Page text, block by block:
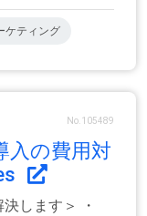
ケティング
No.105489
入の費用対
します＞ ・